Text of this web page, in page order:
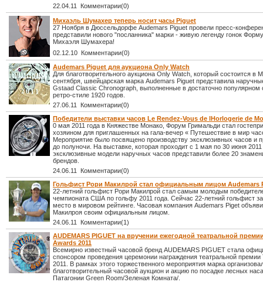
22.04.11 Комментарии(0)
Михаэль Шумахер теперь носит часы Piguet
27 Ноября в Дюссельдорфе Audemars Piguet провели пресс-
представили нового "посланника" марки - живую легенду гонок
Михаэля Шумахера!
02.12.10 Комментарии(0)
Audemars Piguet для аукциона Only Watch
Для благотворительного аукциона Only Watch, который состоится в
сентября, швейцарская марка Audemars Piguet представила
Gstaad Classic Chronograph, выполненные в достаточно популярном
ретро-стиле 1920 годов.
27.06.11 Комментарии(0)
Победители выставки часов Le Rendez-Vous de lHorlogerie de
0 мая 2011 года в Княжестве Монако, Форум Гримальди стал
хозяином для приглашенных на гала-вечер « Путешествие в мир
Мероприятие было посвящено производству эксклюзивных часов и
до полуночи. На выставке, которая проходит с 1 мая по 30 июня 2011
эксклюзивные модели наручных часов представили более 20
брендов.
24.06.11 Комментарии(0)
Гольфист Рори Макилрой стал официальным лицом Audemars
22-летний гольфист Рори Макилрой стал самым молодым
чемпионата США по гольфу 2011 года. Сейчас 22-летний гольфист
место в мировом рейтинге. Часовая компания Audemars Piget
Макилроя своим официальным лицом.
24.06.11 Комментарии(1)
AUDEMARS PIGUET на вручении ежегодной театральной
Awards 2011
Всемирно известный часовой бренд AUDEMARS PIGUET стала
спонсором проведения церемонии награждения театральной премии
2011. В рамках этого торжественного мероприятия марка
благотворительный часовой аукцион и акцию по посадке лесных
Патагонии Green Room/Зеленая Комната/.